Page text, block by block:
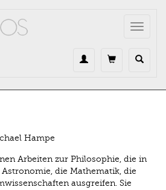
Toggle
Hampe
Arbeiten zur Philosophie, die in
die Mathematik, die
ausgreifen. Sie